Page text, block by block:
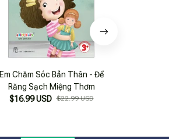
Em Chăm Sóc Bản Thân - Để
Răng Sạch Miệng Thơm
$16.99 USD $22.99 USD